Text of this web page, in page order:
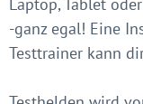
Laptop, Tablet
-ganz egal! Eine
Testtrainer kann